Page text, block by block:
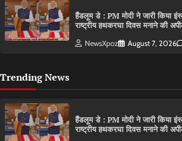
हैंडलूम डे : PM मोदी ने जारी किया
राष्ट्रीय हथकरघा दिवस मनाने की
NewsXpoz August 7, 2026
Trending News
हैंडलूम डे : PM मोदी ने जारी किया
राष्ट्रीय हथकरघा दिवस मनाने की